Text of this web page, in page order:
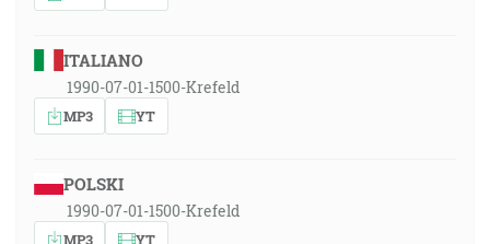
ITALIANO
1990-07-01-1500-Krefeld
MP3 YT
POLSKI
1990-07-01-1500-Krefeld
MP3 YT